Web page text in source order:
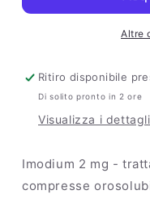
Altre
Ritiro disponibile
Di solito pronto in 2 ore
Visualizza i
Imodium 2 mg -
compresse